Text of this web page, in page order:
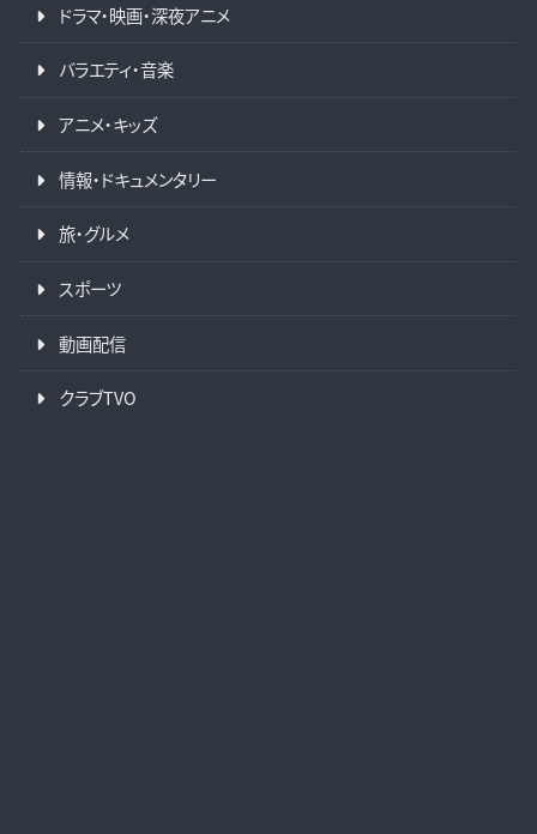
ドラマ・映画・深夜アニメ
バラエティ・音楽
アニメ・キッズ
情報・ドキュメンタリー
旅・グルメ
スポーツ
動画配信
クラブTVO